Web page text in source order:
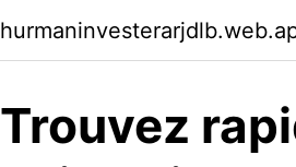
Trouvez